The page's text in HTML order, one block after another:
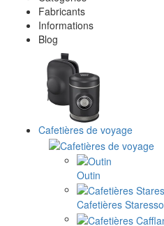
Fabricants
Informations
Blog
Cafetières de voyage
Outin
Cafetières Staresso